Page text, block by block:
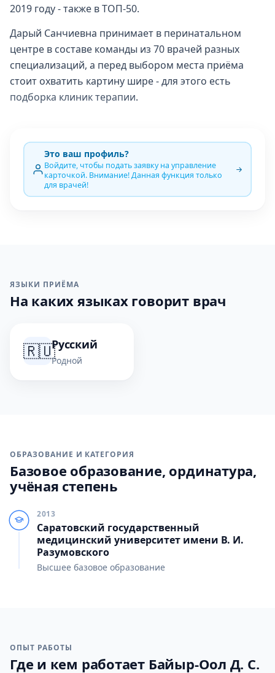
2019 году - также в ТОП-50.
Дарый Санчиевна принимает в перинатальном
центре в составе команды из 70 врачей разных
специализаций, а перед выбором места приёма
стоит охватить картину шире - для этого есть
подборка клиник терапии.
Это ваш профиль?
Войдите, чтобы подать заявку на управление
карточкой. Внимание! Данная функция только
для врачей!
ЯЗЫКИ ПРИЁМА
На каких языках говорит врач
🇷🇺Русский
Родной
ОБРАЗОВАНИЕ И КАТЕГОРИЯ
Базовое образование, ординатура,
учёная степень
2013
Саратовский государственный
медицинский университет имени В. И.
Разумовского
Высшее базовое образование
ОПЫТ РАБОТЫ
Где и кем работает Байыр-Оол Д. С.